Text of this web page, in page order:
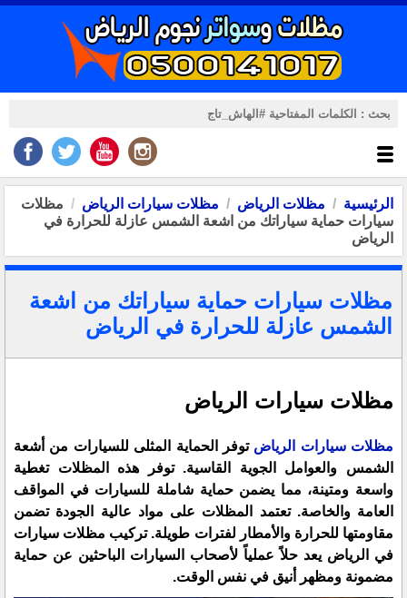
الرئيسية مظلات الرياض مظلات سيارات الرياض
مظلات
سيارات حماية سياراتك من اشعة الشمس عازلة للحرارة في
الرياض
مظلات سيارات حماية سياراتك من اشعة
الشمس عازلة للحرارة في الرياض
مظلات سيارات الرياض
مظلات سيارات الرياض توفر الحماية المثلى للسيارات من أشعة
الشمس والعوامل الجوية القاسية. توفر هذه المظلات تغطية
واسعة ومتينة، مما يضمن حماية شاملة للسيارات في المواقف
العامة والخاصة. تعتمد المظلات على مواد عالية الجودة تضمن
مقاومتها للحرارة والأمطار لفترات طويلة. تركيب مظلات سيارات
في الرياض يعد حلاً عملياً لأصحاب السيارات الباحثين عن حماية
مضمونة ومظهر أنيق في نفس الوقت.